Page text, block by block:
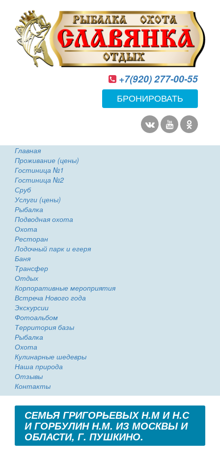
+7(920) 277-00-55
БРОНИРОВАТЬ
Главная
Проживание (цены)
Гостиница №1
Гостиница №2
Сруб
Услуги (цены)
Рыбалка
Подводная охота
Охота
Ресторан
Лодочный парк и егеря
Баня
Трансфер
Отдых
Корпоративные мероприятия
Встреча Нового года
Экскурсии
Фотоальбом
Территория базы
Рыбалка
Охота
Кулинарные шедевры
Наша природа
Отзывы
Контакты
СЕМЬЯ ГРИГОРЬЕВЫХ Н.М И Н.С
И ГОРБУЛИН Н.М. ИЗ МОСКВЫ И
ОБЛАСТИ, Г. ПУШКИНО.